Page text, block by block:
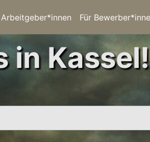
Arbeitgeber*innen Für
in Kassel!